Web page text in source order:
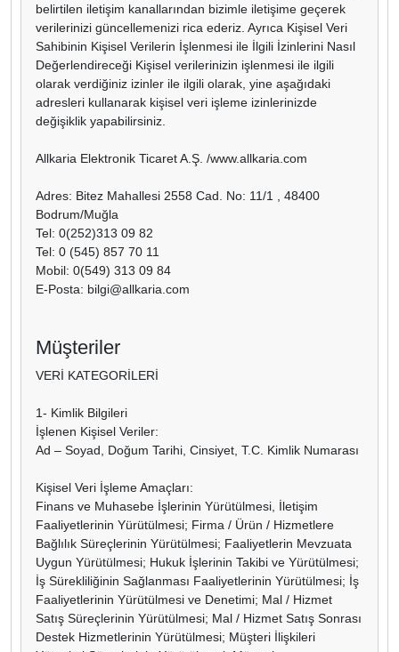
belirtilen iletişim kanallarından bizimle iletişime geçerek
verilerinizi güncellemenizi rica ederiz. Ayrıca Kişisel Veri
Sahibinin Kişisel Verilerin İşlenmesi ile İlgili İzinlerini Nasıl
Değerlendireceği Kişisel verilerinizin işlenmesi ile ilgili
olarak verdiğiniz izinler ile ilgili olarak, yine aşağıdaki
adresleri kullanarak kişisel veri işleme izinlerinizde
değişiklik yapabilirsiniz.
Allkaria Elektronik Ticaret A.Ş. /www.allkaria.com
Adres: Bitez Mahallesi 2558 Cad. No: 11/1 , 48400
Bodrum/Muğla
Tel: 0(252)313 09 82
Tel: 0 (545) 857 70 11
Mobil: 0(549) 313 09 84
E-Posta: bilgi@allkaria.com
Müşteriler
VERİ KATEGORİLERİ
1- Kimlik Bilgileri
İşlenen Kişisel Veriler:
Ad – Soyad, Doğum Tarihi, Cinsiyet, T.C. Kimlik Numarası
Kişisel Veri İşleme Amaçları:
Finans ve Muhasebe İşlerinin Yürütülmesi, İletişim
Faaliyetlerinin Yürütülmesi; Firma / Ürün / Hizmetlere
Bağlılık Süreçlerinin Yürütülmesi; Faaliyetlerin Mevzuata
Uygun Yürütülmesi; Hukuk İşlerinin Takibi ve Yürütülmesi;
İş Sürekliliğinin Sağlanması Faaliyetlerinin Yürütülmesi; İş
Faaliyetlerinin Yürütülmesi ve Denetimi; Mal / Hizmet
Satış Süreçlerinin Yürütülmesi; Mal / Hizmet Satış Sonrası
Destek Hizmetlerinin Yürütülmesi; Müşteri İlişkileri